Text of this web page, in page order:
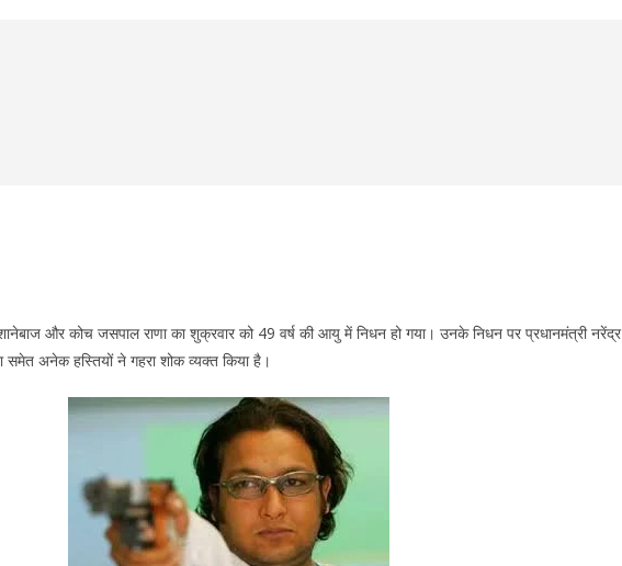
और कोच जसपाल राणा का शुक्रवार को 49 वर्ष की आयु में निधन हो गया। उनके निधन पर प्रधानमंत्री नरेंद्र
समेत अनेक हस्तियों ने गहरा शोक व्यक्त किया है।